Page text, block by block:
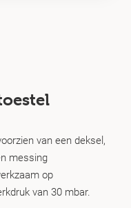
van een deksel,
messing
op
van 30 mbar.